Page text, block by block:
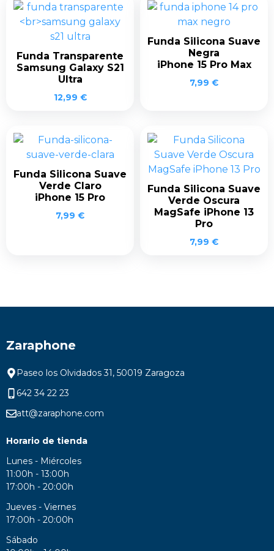
Funda Transparente
Samsung Galaxy S21
Ultra
12,99 €
Funda Silicona Suave
Negra
iPhone 15 Pro Max
7,99 €
Funda Silicona Suave
Verde Claro
iPhone 15 Pro
7,99 €
Funda Silicona Suave
Verde Oscura
MagSafe iPhone 13
Pro
7,99 €
Zaraphone
Paseo los Olvidados 31, 50019 Zaragoza
642 34 22 23
att@zaraphone.com
Horario de tienda
Lunes - Miércoles
11:00h - 13:00h
17:00h - 20:00h
Jueves - Viernes
17:00h - 20:00h
Sábado